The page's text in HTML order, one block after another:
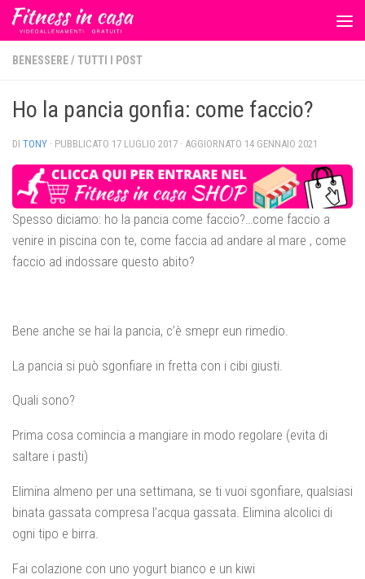
Salta al contenuto
BENESSERE/ TUTTI I POST
Ho la pancia gonfia: come faccio?
DI TONY · PUBBLICATO 17 LUGLIO 2017 · AGGIORNATO 14 GENNAIO 2021
Spesso diciamo: ho la pancia come faccio?…come faccio a
venire in piscina con te, come faccia ad andare al mare , come
faccio ad indossare questo abito?
Bene anche se hai la pancia, c’è smepr eun rimedio.
La pancia si può sgonfiare in fretta con i cibi giusti.
Quali sono?
Prima cosa comincia a mangiare in modo regolare (evita di
saltare i pasti)
Elimina almeno per una settimana, se ti vuoi sgonfiare, qualsiasi
binata gassata compresa l’acqua gassata. Elimina alcolici di
ogni tipo e birra.
Fai colazione con uno yogurt bianco e un kiwi